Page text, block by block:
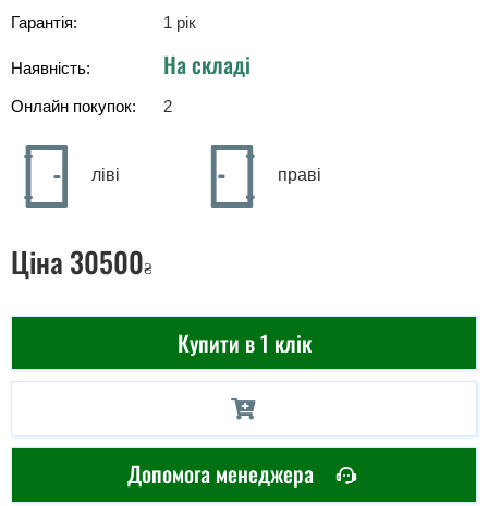
Гарантія:
1 рік
Наявність: На складі
Онлайн покупок: 2
ліві праві
Ціна 30500₴
Купити в 1 клік
Допомога менеджера